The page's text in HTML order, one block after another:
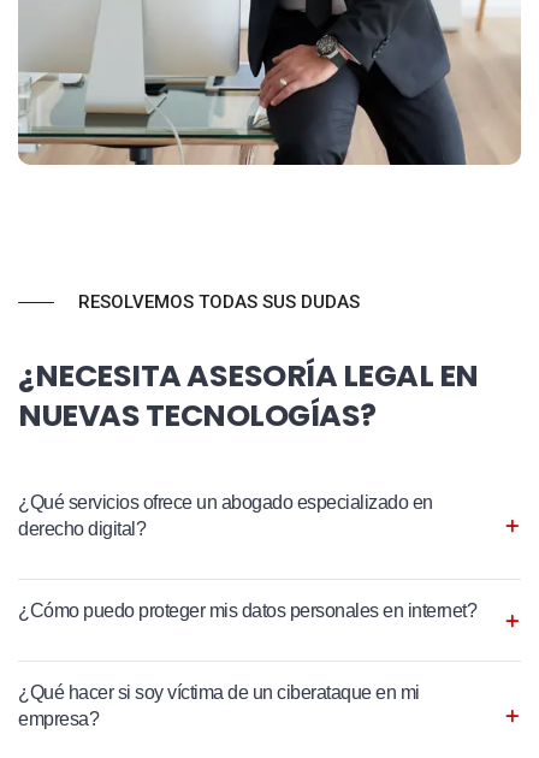
RESOLVEMOS TODAS SUS DUDAS
¿NECESITA ASESORÍA LEGAL EN
NUEVAS TECNOLOGÍAS?
¿Qué servicios ofrece un abogado especializado en
derecho digital?
¿Cómo puedo proteger mis datos personales en internet?
¿Qué hacer si soy víctima de un ciberataque en mi
empresa?